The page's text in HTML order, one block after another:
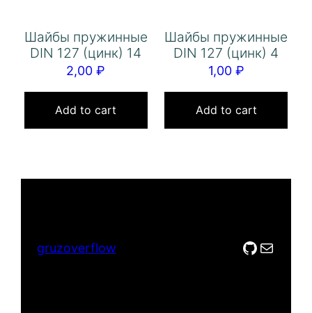
Шайбы пружинные
DIN 127 (цинк) 14
2,00₽
Add to cart
Шайбы пружинные
DIN 127 (цинк) 4
1,00 ₽
Add to cart
gruzoverflow GitHub
Mail